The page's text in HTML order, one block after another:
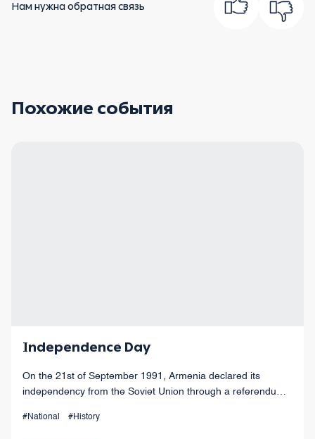
Нам нужна обратная связь
Похожие события
Independence Day
On the 21st of September 1991, Armenia declared its
independency from the Soviet Union through a referendum
#National #History